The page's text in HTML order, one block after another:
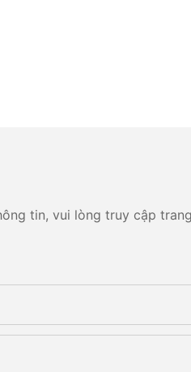
tin, vui lòng truy cập